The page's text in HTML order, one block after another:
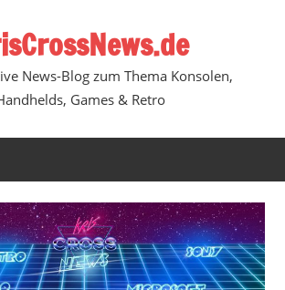
News-Blog zum Thema Konsolen,
Games & Retro